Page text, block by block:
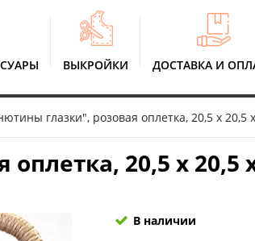
ВЫКРОЙКИ ДОСТАВКА И
глазки", розовая оплетка, 20,5 x 20,5
20,5 x 20,5 x
В наличии